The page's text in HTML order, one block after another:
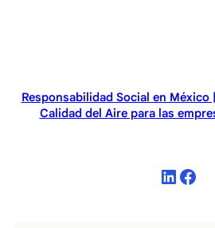
Responsabilidad Social en México
Calidad del Aire para las
LinkedIn Facebook